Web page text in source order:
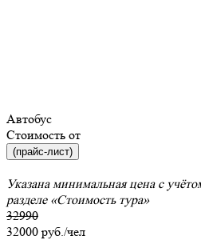
Автобус
Стоимость от
(прайс-лист)
Указана минимальная цена с
разделе «Стоимость тура»
32990
32000 руб./чел